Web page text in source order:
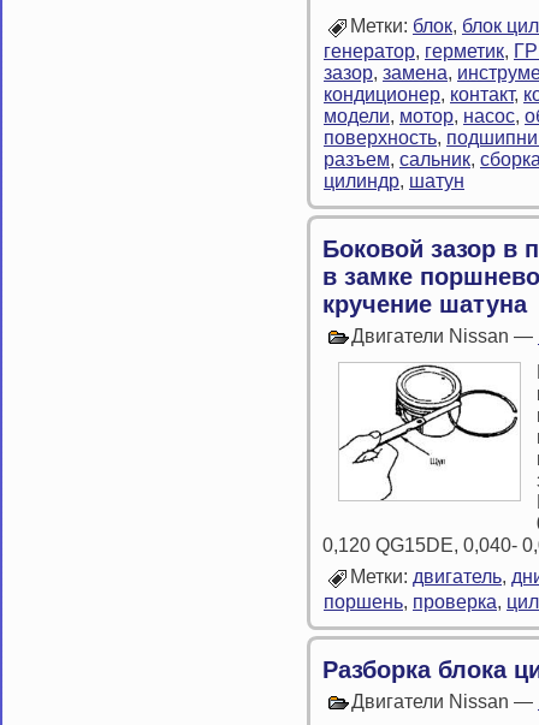
Метки: блок, блок
генератор, герметик,
зазор, замена,
кондиционер, контакт,
модели, мотор, насос,
поверхность,
разъем, сальник,
цилиндр, шатун
Боковой зазор в
в замке
кручение шатуна
Двигатели Nissan —
0,120 QG15DE, 0,040-
Метки: двигатель,
поршень, проверка,
Разборка блока
Двигатели Nissan —